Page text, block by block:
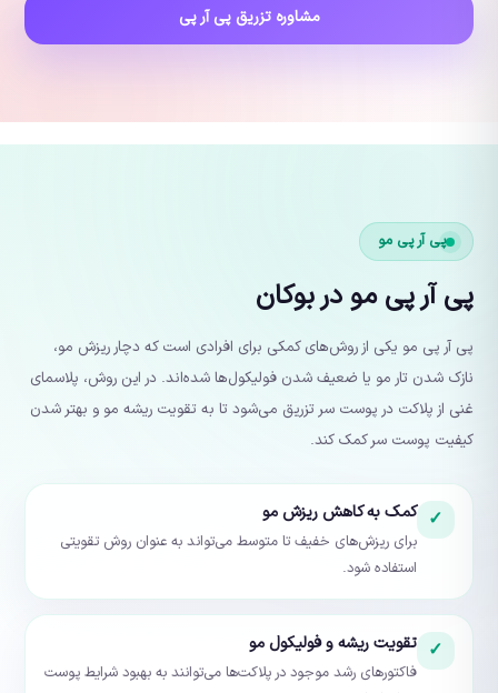
مشاوره تزریق پی آر پی
پی آر پی مو
پی آر پی مو در بوکان
پی آر پی مو یکی از روش‌های کمکی برای افرادی است که دچار ریزش مو،
نازک شدن تار مو یا ضعیف شدن فولیکول‌ها شده‌اند. در این روش، پلاسمای
غنی از پلاکت در پوست سر تزریق می‌شود تا به تقویت ریشه مو و بهتر شدن
کیفیت پوست سر کمک کند.
✓ کمک به کاهش ریزش مو
برای ریزش‌های خفیف تا متوسط می‌تواند به عنوان روش تقویتی
استفاده شود.
✓ تقویت ریشه و فولیکول مو
فاکتورهای رشد موجود در پلاکت‌ها می‌توانند به بهبود شرایط پوست